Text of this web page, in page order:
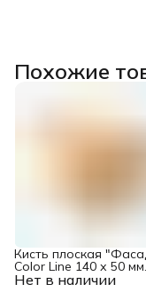
Похожие
Нет в наличии
Кисть плоская
Color Line 140 х 50 мм
Matrix